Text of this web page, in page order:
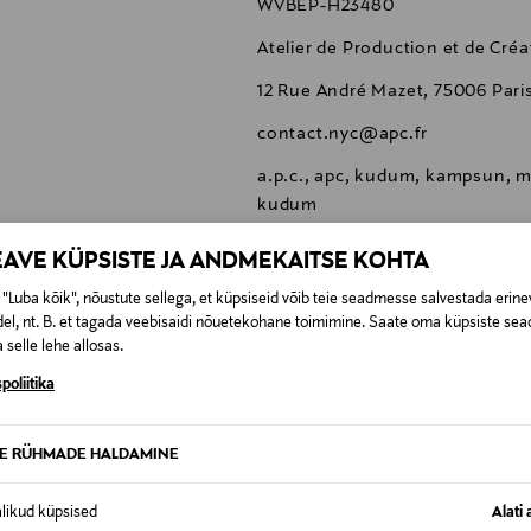
KÜPSISTE JA ANDMEKAITSE KOHTA
kõik", nõustute sellega, et küpsiseid võib teie seadmesse salvestada
nt. B. et tagada veebisaidi nõuetekohane toimimine. Saate oma küpsiste
selle lehe allosas.
RÜHMADE HALDAMINE
küpsised Alati
WVBEP-H23480
Atelier de Production et de
12 Rue André Mazet, 75006
contact.nyc@apc.fr
a.p.c., apc, kudum, kampsun,
kudum
KA